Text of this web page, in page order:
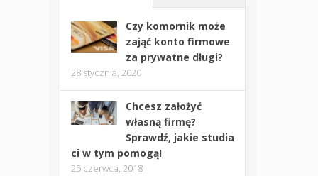
Czy komornik może
zająć konto firmowe
za prywatne długi?
28 stycznia, 2020
Chcesz założyć
własną firmę?
Sprawdź, jakie studia
ci w tym pomogą!
25 czerwca, 2018